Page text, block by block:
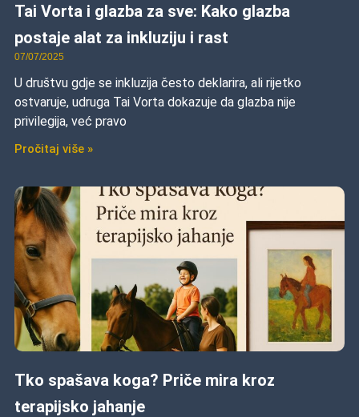
Tai Vorta i glazba za sve: Kako glazba
postaje alat za inkluziju i rast
07/07/2025
U društvu gdje se inkluzija često deklarira, ali rijetko
ostvaruje, udruga Tai Vorta dokazuje da glazba nije
privilegija, već pravo
Pročitaj više »
Tko spašava koga? Priče mira kroz
terapijsko jahanje